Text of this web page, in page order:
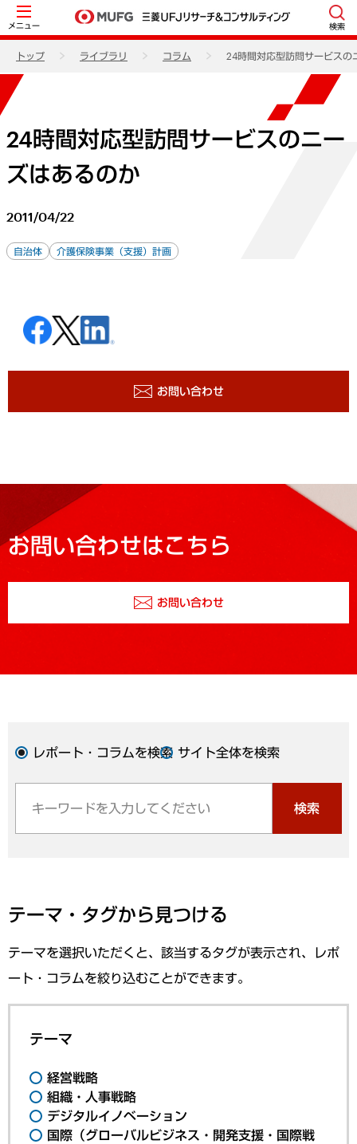
メニュー 検索
トップ ライブラリ コラム 24時間対応型訪問サービスの
24時間対応型訪問サービスのニー
ズはあるのか
2011/04/22
自治体 介護保険事業（支援）計画
お問い合わせ
お問い合わせはこちら
お問い合わせ
レポート・コラムを検索 サイト全体を検索
検索
テーマ・タグから見つける
テーマを選択いただくと、該当するタグが表示され、レポ
ート・コラムを絞り込むことができます。
テーマ
経営戦略
組織・人事戦略
デジタルイノベーション
国際（グローバルビジネス・開発支援・国際戦